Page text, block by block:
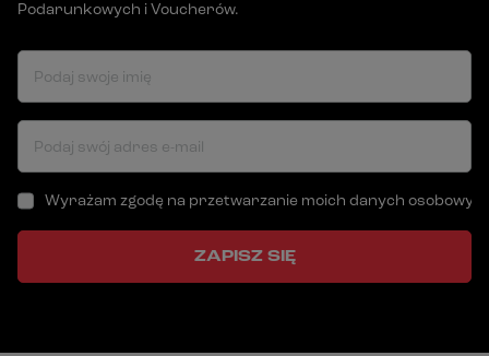
Podarunkowych i Voucherów.
Podaj swoje imię
Podaj swój adres e-mail
Wyrażam zgodę na przetwarzanie moich danych
ZAPISZ SIĘ